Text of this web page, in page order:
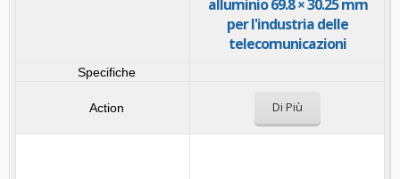
alluminio 69.8 × 30.25 mm
per l'industria delle
telecomunicazioni
Di Più